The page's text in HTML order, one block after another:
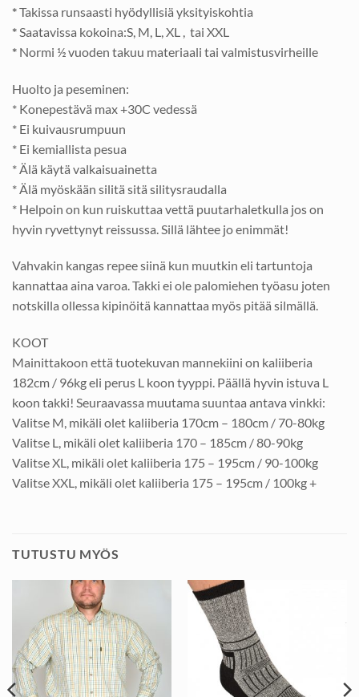
*Takissa runsaasti hyödyllisiä yksityiskohtia
* Saatavissa kokoina:S, M, L, XL , tai XXL
* Normi ½ vuoden takuu materiaali tai valmistusvirheille
Huolto ja peseminen:
* Konepestävä max +30C vedessä
* Ei kuivausrumpuun
* Ei kemiallista pesua
* Älä käytä valkaisuainetta
* Älä myöskään silitä sitä silitysraudalla
* Helpoin on kun ruiskuttaa vettä puutarhaletkulla jos on
hyvin ryvettynyt reissussa. Sillä lähtee jo enimmät!
Vahvakin kangas repee siinä kun muutkin eli tartuntoja
kannattaa aina varoa. Takki ei ole palomiehen työasu joten
notskilla ollessa kipinöitä kannattaa myös pitää silmällä.
KOOT
Mainittakoon että tuotekuvan mannekiini on kaliiberia
182cm / 96kg eli perus L koon tyyppi. Päällä hyvin istuva L
koon takki! Seuraavassa muutama suuntaa antava vinkki:
Valitse M, mikäli olet kaliiberia 170cm – 180cm / 70-80kg
Valitse L, mikäli olet kaliiberia 170 – 185cm / 80-90kg
Valitse XL, mikäli olet kaliiberia 175 – 195cm / 90-100kg
Valitse XXL, mikäli olet kaliiberia 175 – 195cm / 100kg +
TUTUSTU MYÖS